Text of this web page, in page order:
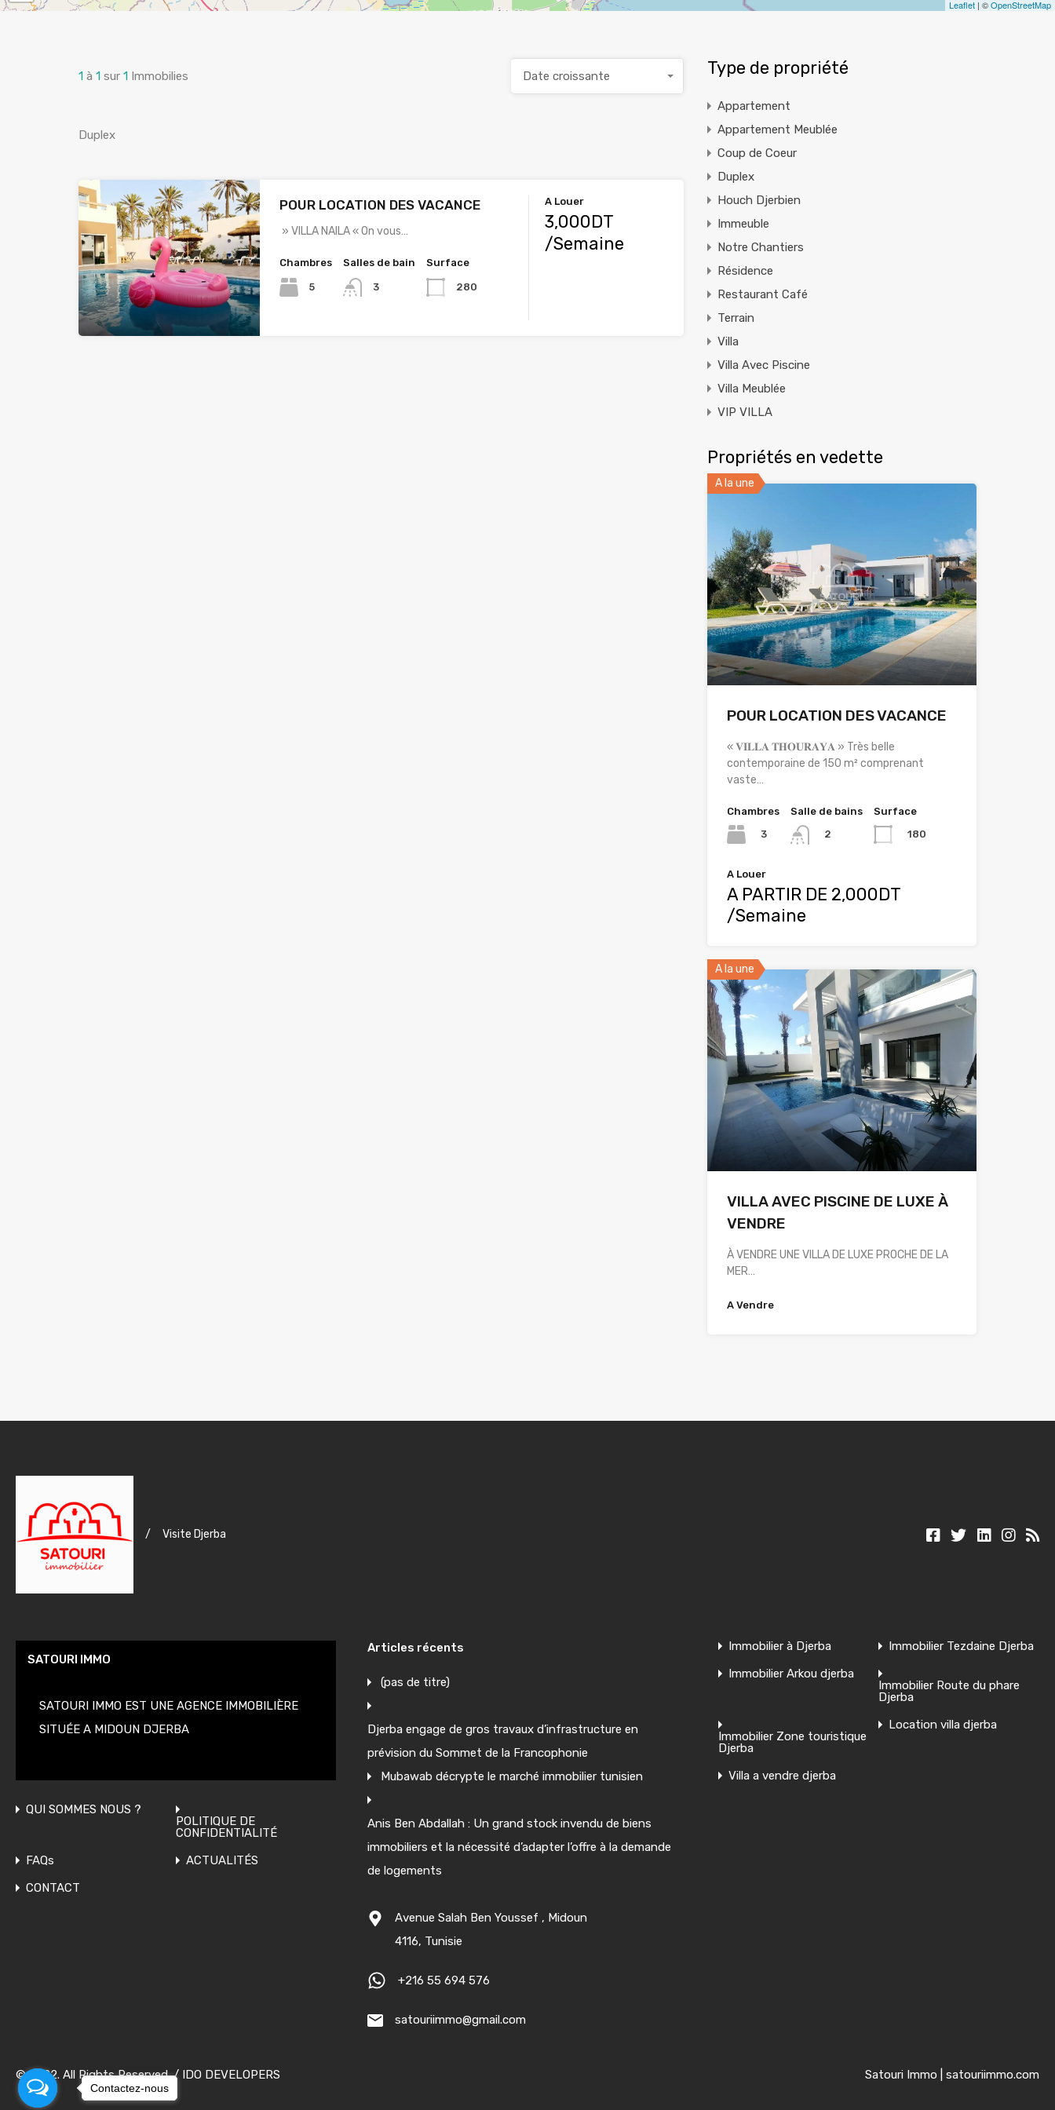
Leaflet | ©OpenStreetMap
1 à 1 sur 1 Immobilies Date croissante
Duplex
POUR LOCATION DES VACANCE
» VILLA NAILA « On vous…
Chambres
5
Salles de bain
3
Surface
280
A Louer
3,000DT
/Semaine
Type de propriété
Appartement
Appartement Meublée
Coup de Coeur
Duplex
Houch Djerbien
Immeuble
Notre Chantiers
Résidence
Restaurant Café
Terrain
Villa
Villa Avec Piscine
Villa Meublée
VIP VILLA
Propriétés en vedette
A la une
POUR LOCATION DES VACANCE
« 𝐕𝐈𝐋𝐋𝐀 𝐓𝐇𝐎𝐔𝐑𝐀𝐘𝐀 » Très belle
contemporaine de 150 m² comprenant
vaste…
Chambres
3
Salle de bains
2
Surface
180
A Louer
A PARTIR DE 2,000DT
/Semaine
A la une
VILLA AVEC PISCINE DE LUXE À
VENDRE
À VENDRE UNE VILLA DE LUXE PROCHE DE LA
MER…
A Vendre
/ Visite Djerba
SATOURI IMMO
SATOURI IMMO EST UNE AGENCE IMMOBILIÈRE
SITUÉE A MIDOUN DJERBA
QUI SOMMES NOUS ?
POLITIQUE DE
CONFIDENTIALITÉ
FAQs
ACTUALITÉS
CONTACT
Articles récents
(pas de titre)
Djerba engage de gros travaux d’infrastructure en
prévision du Sommet de la Francophonie
Mubawab décrypte le marché immobilier tunisien
Anis Ben Abdallah : Un grand stock invendu de biens
immobiliers et la nécessité d’adapter l’offre à la demande
de logements
Avenue Salah Ben Youssef , Midoun
4116, Tunisie
+216 55 694 576
satouriimmo@gmail.com
Immobilier à Djerba
Immobilier Tezdaine Djerba
Immobilier Arkou djerba
Immobilier Route du phare
Djerba
Immobilier Zone touristique
Djerba
Location villa djerba
Villa a vendre djerba
© 2022. All Rights Reserved. / IDO DEVELOPERS Satouri Immo | satouriimmo.com
Contactez-nous
Contactez-nous